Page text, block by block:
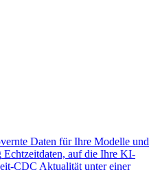
Daten für Ihre Modelle und
Echtzeitdaten, auf die Ihre KI-
CDC Aktualität unter einer